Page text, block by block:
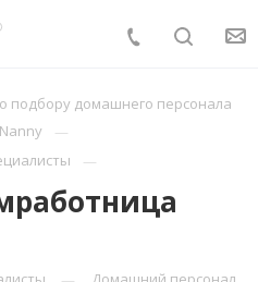
подбору домашнего персонала